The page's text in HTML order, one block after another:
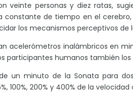
veinte personas y diez ratas,
constante de tiempo en el
los mecanismos perceptivos de
acelerómetros inalámbricos en
participantes humanos también los
un minuto de la Sonata para
100%, 200% y 400% de la velocidad